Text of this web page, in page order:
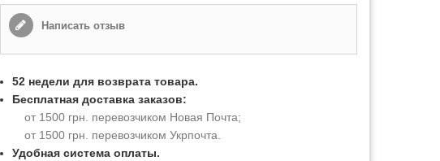
Написать отзыв
52 недели для возврата товара.
Бесплатная доставка заказов:
от 1500 грн. перевозчиком Новая Почта;
от 1500 грн. перевозчиком Укрпочта.
Удобная система оплаты.